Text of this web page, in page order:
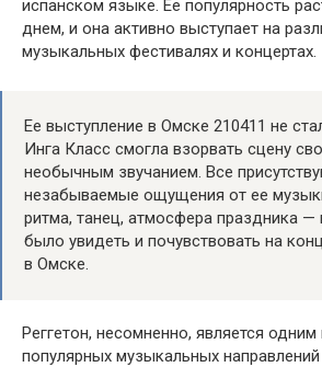
испанском языке. Ее популярность
днем, и она активно выступает на
музыкальных фестивалях и концертах.
Ее выступление в Омске 210411 не
Инга Класс смогла взорвать сцену
необычным звучанием. Все
незабываемые ощущения от ее
ритма, танец, атмосфера праздника —
было увидеть и почувствовать на
в Омске.
Реггетон, несомненно, является
популярных музыкальных